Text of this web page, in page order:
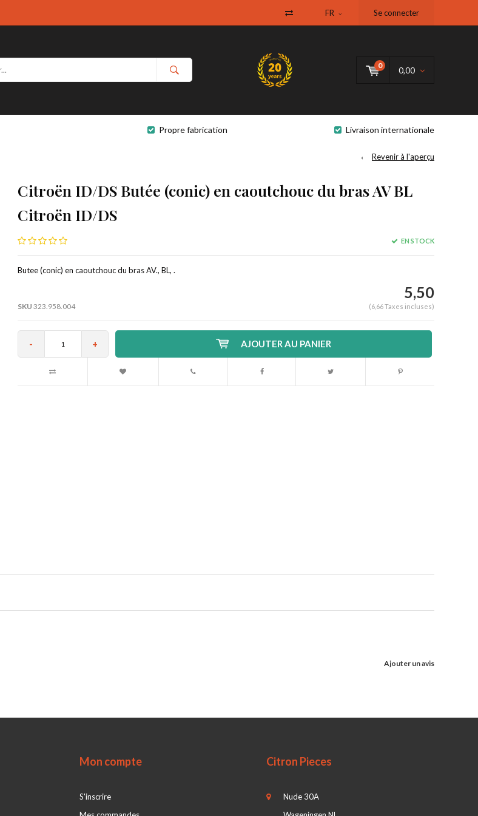
FR Se connecter
0
0,00
Propre fabrication Livraison internationale
Revenir à l'aperçu
Citroën ID/DS Butée (conic) en caoutchouc du bras AV BL
Citroën ID/DS
EN STOCK
Butee (conic) en caoutchouc du bras AV., BL, .
SKU 323.958.004
5,50
(6,66 Taxes incluses)
- + AJOUTER AU PANIER
Ajouter un avis
Mon compte
S'inscrire
Citron Pieces
Nude 30A